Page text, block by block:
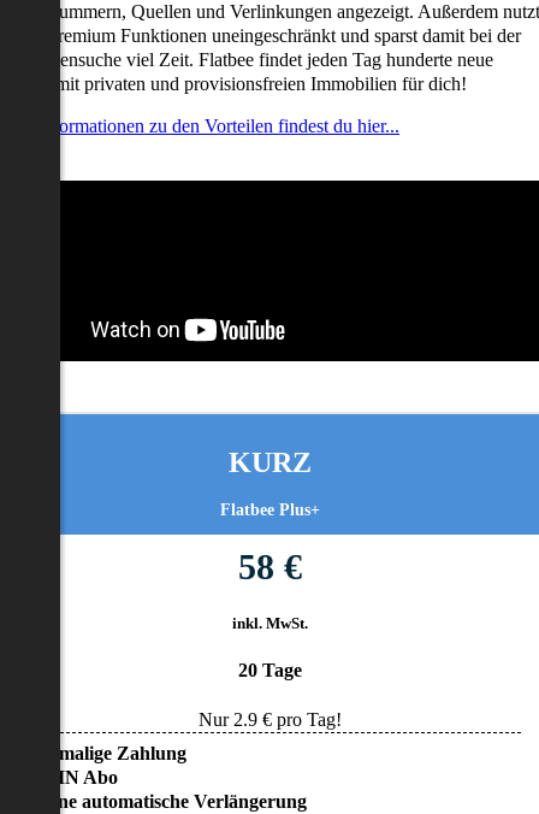
Quellen und Verlinkungen angezeigt. Außerdem nutzt
alle Premium Funktionen uneingeschränkt und sparst damit bei der
viel Zeit. Flatbee findet jeden Tag hunderte neue
mit privaten und provisionsfreien Immobilien für dich!
Informationen zu den Vorteilen findest du hier...
KURZ
Flatbee Plus+
58 €
inkl. MwSt.
20 Tage
Nur 2.9€ pro Tag!
• Einmalige Zahlung
• KEIN Abo
• Keine automatische Verlängerung